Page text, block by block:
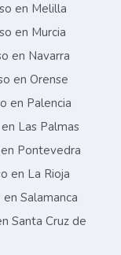
en Melilla
en Murcia
en Navarra
en Orense
en Palencia
Las Palmas
Pontevedra
en La Rioja
Salamanca
Santa Cruz de